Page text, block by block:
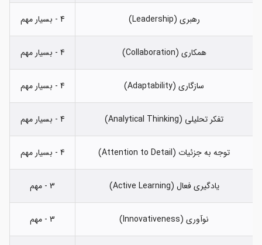
رهبری (Leadership) 4 - بسیار مهم
همکاری (Collaboration) 4 - بسیار مهم
سازگاری (Adaptability) 4 - بسیار مهم
تفکر تحلیلی (Analytical Thinking) 4 - بسیار مهم
توجه به جزئیات (Attention to Detail) 4 - بسیار مهم
یادگیری فعال (Active Learning) 3 - مهم
نوآوری (Innovativeness) 3 - مهم